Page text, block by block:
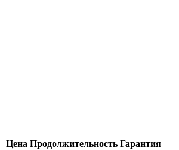
Цена Продолжительность Гарантия